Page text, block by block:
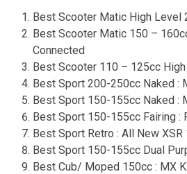
Best Scooter Matic High Level
Best Scooter Matic 150 –
Connected
Best Scooter 110 – 125cc
Best Sport 200-250cc Naked :
Best Sport 150-155cc Naked :
Best Sport 150-155cc Fairing :
Best Sport Retro : All New XSR
Best Sport 150-155cc Dual
Best Cub/ Moped 150cc : MX